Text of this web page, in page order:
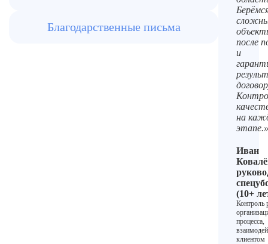
Благодарственные письма
после
и
на
этапе.»
Иван
(10+
Контроль
процесса,
клиентом